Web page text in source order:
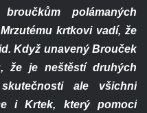
polámaných
krtkovi vadí, že
Když unavený Brouček
že je neštěstí druhých
ale všichni
i Krtek, který pomocí